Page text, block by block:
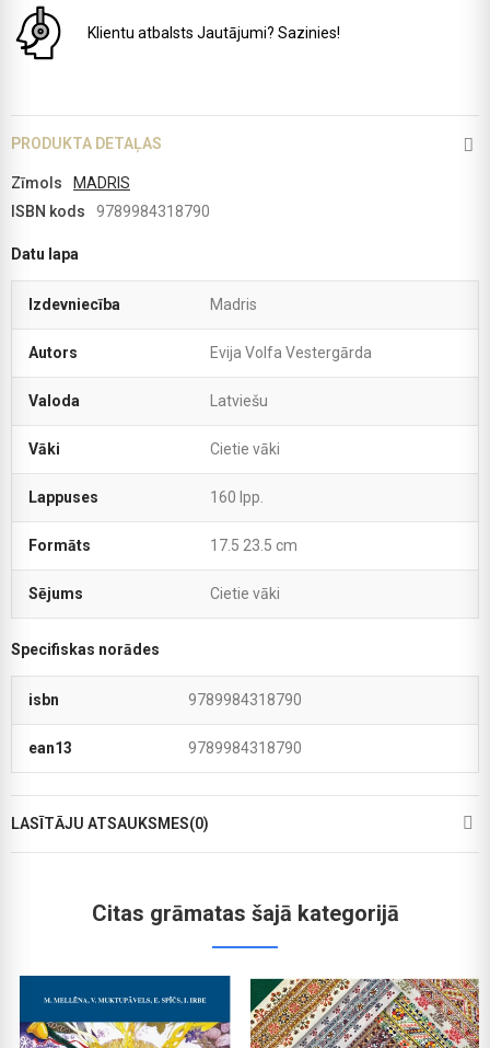
Klientu atbalsts Jautājumi? Sazinies!
PRODUKTA DETAĻAS
Zīmols
MADRIS
ISBN kods
9789984318790
Datu lapa
Izdevniecība Madris
Autors Evija Volfa Vestergārda
Valoda Latviešu
Vāki Cietie vāki
Lappuses 160 lpp.
Formāts 17.5 23.5 cm
Sējums Cietie vāki
Specifiskas norādes
isbn 9789984318790
ean13 9789984318790
LASĪTĀJU ATSAUKSMES(0)
Citas grāmatas šajā kategorijā